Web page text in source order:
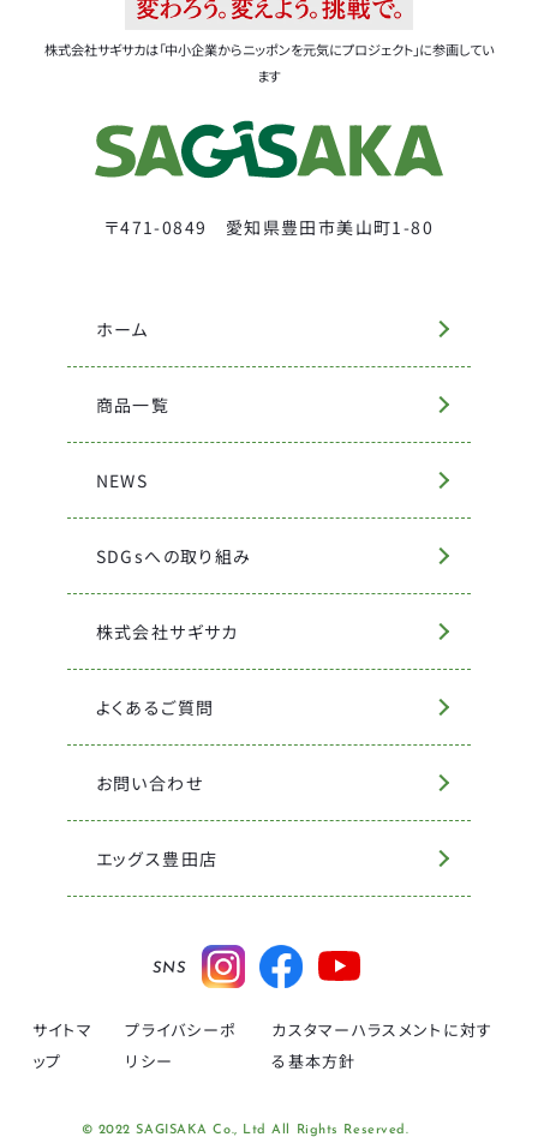
株式会社サギサカは「中小企業からニッポンを元気にプロジェクト」に参画してい
ます
〒471-0849 愛知県豊田市美山町1-80
ホーム
商品一覧
NEWS
SDGsへの取り組み
株式会社サギサカ
よくあるご質問
お問い合わせ
エッグス豊田店
SNS
サイトマ
ップ
プライバシーポ
リシー
カスタマーハラスメントに対す
る基本方針
© 2022 SAGISAKA Co., Ltd All Rights Reserved.